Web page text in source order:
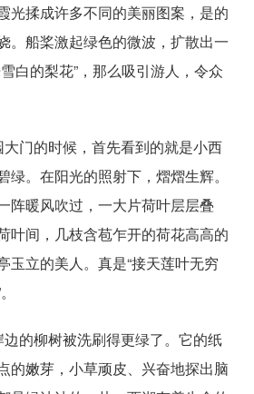
光揉成许多不同的美丽图案，是的
。船桨激起绿色的微波，扩散出一
白的梨花”，那么吸引游人，令众
门的时候，首先看到的就是小西
绿。在阳光的照射下，熠熠生辉。
阵暖风吹过，一大片荷叶层层叠
叶间，几枝含苞乍开的荷花高高的
玉立的美人。真是“接天莲叶无穷
的柳树被洗刷得更绿了。它的纸
的嫩芽，小草顽皮、兴奋地探出脑